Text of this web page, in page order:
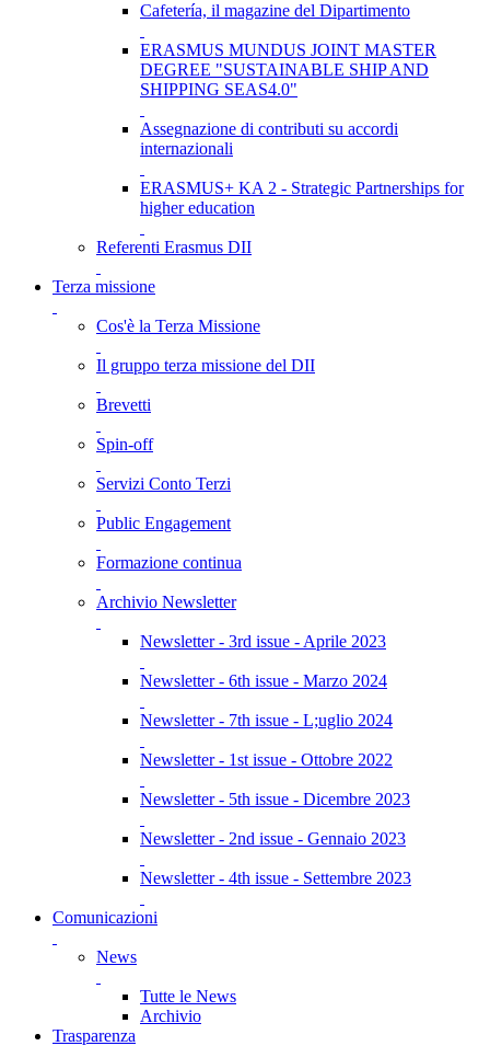
Cafetería, il magazine del Dipartimento
ERASMUS MUNDUS JOINT MASTER
DEGREE "SUSTAINABLE SHIP AND
SHIPPING SEAS4.0"
Assegnazione di contributi su accordi
internazionali
ERASMUS+ KA 2 - Strategic Partnerships for
higher education
Referenti Erasmus DII
Terza missione
Cos'è la Terza Missione
Il gruppo terza missione del DII
Brevetti
Spin-off
Servizi Conto Terzi
Public Engagement
Formazione continua
Archivio Newsletter
Newsletter - 3rd issue - Aprile 2023
Newsletter - 6th issue - Marzo 2024
Newsletter - 7th issue - L;uglio 2024
Newsletter - 1st issue - Ottobre 2022
Newsletter - 5th issue - Dicembre 2023
Newsletter - 2nd issue - Gennaio 2023
Newsletter - 4th issue - Settembre 2023
Comunicazioni
News
Tutte le News
Archivio
Trasparenza